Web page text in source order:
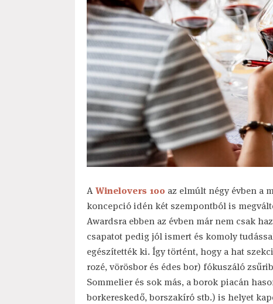
AWinelovers 100 az elmúlt négy évben a
koncepció idén két szempontból is
Awardsra ebben az évben már nem csak
csapatot pedig jól ismert és komoly
egészítették ki. Így történt, hogy a hat
rozé, vörösbor és édes bor) fókuszáló
Sommelier és sok más, a borok piacán
borkereskedő, borszakíró stb.) is helyet